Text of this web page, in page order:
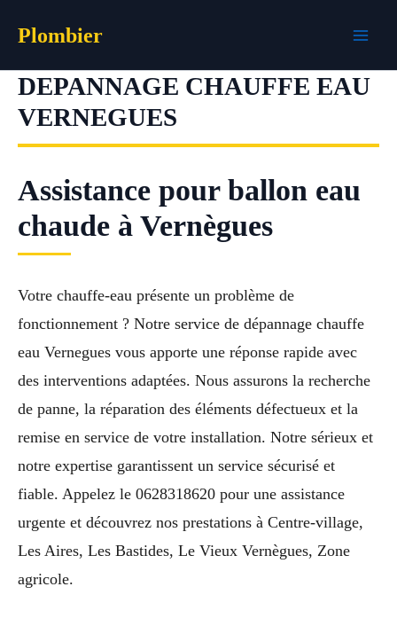
Plombier
DEPANNAGE CHAUFFE EAU
VERNEGUES
Assistance pour ballon eau
chaude à Vernègues
Votre chauffe-eau présente un problème de
fonctionnement ? Notre service de dépannage chauffe
eau Vernegues vous apporte une réponse rapide avec
des interventions adaptées. Nous assurons la recherche
de panne, la réparation des éléments défectueux et la
remise en service de votre installation. Notre sérieux et
notre expertise garantissent un service sécurisé et
fiable. Appelez le 0628318620 pour une assistance
urgente et découvrez nos prestations à Centre-village,
Les Aires, Les Bastides, Le Vieux Vernègues, Zone
agricole.